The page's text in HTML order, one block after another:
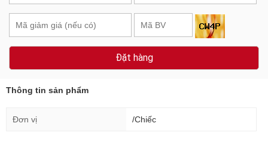
Đặt hàng
Thông tin sản phẩm
Đơn vị /Chiếc